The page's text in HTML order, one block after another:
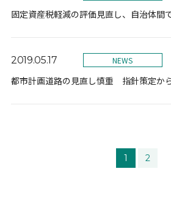
固定資産税軽減の評価見直し、自治体間
2019.05.17 NEWS
都市計画道路の見直し慎重 指針策定か
1 2